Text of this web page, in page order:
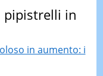
pipistrelli in
in aumento: i